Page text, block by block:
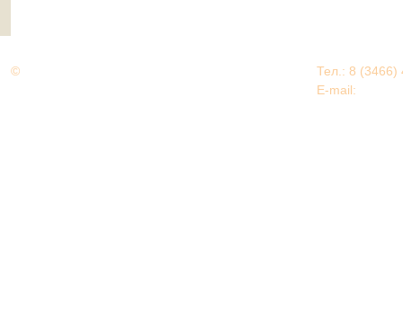
©
Тел.: 8 (3466)
E-mail: